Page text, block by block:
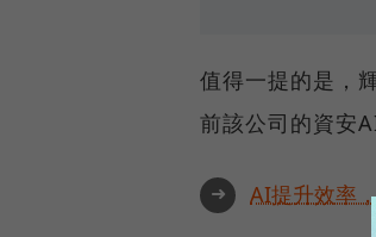
值得一提的是，
前該公司的資安
➜ AI提升效率